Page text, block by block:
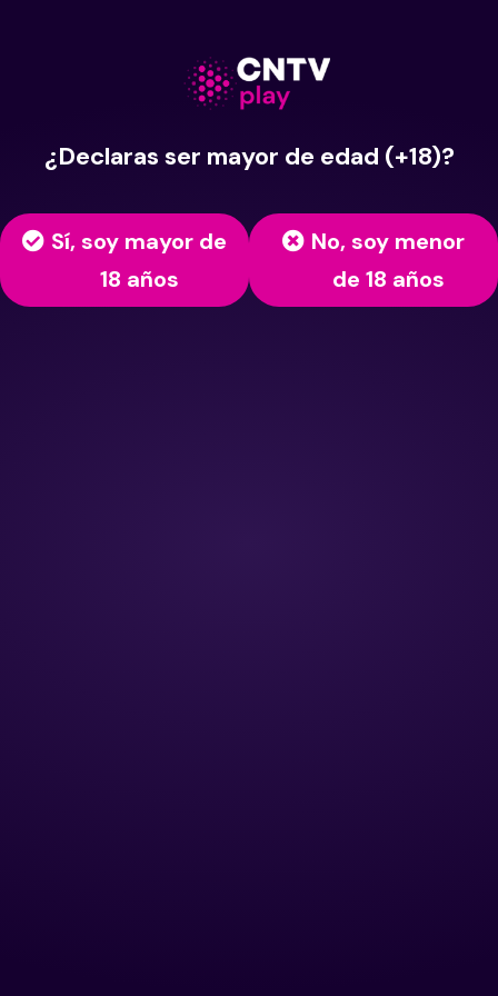
¿Declaras ser mayor de edad (+18)?
Sí, soy mayor de
18 años
No, soy menor
de 18 años